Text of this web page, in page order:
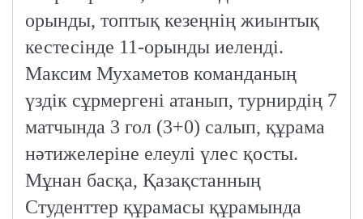
орынды, топтық кезеңнің жиынтық
кестесінде 11-орынды иеленді.
Максим Мухаметов команданың
үздік сұрмергені атанып, турнирдің 7
матчында 3 гол (3+0) салып, құрама
нәтижелеріне елеулі үлес қосты.
Мұнан басқа, Қазақстанның
Студенттер құрамасы құрамында